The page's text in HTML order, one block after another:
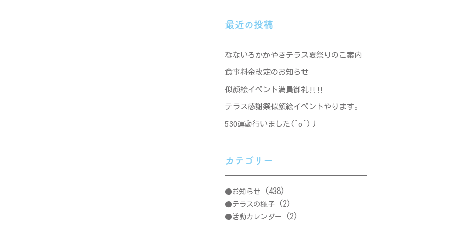
最近の投稿
なないろかがやきテラス夏祭りのご案内
食事料金改定のお知らせ
似顔絵イベント満員御礼‼‼
テラス感謝祭似顔絵イベントやります。
530運動行いました(^o^)丿
カテゴリー
お知らせ (438)
テラスの様子 (2)
活動カレンダー (2)